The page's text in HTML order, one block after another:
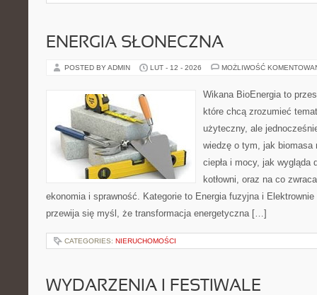
ENERGIA SŁONECZNA
POSTED BY ADMIN LUT - 12 - 2026 MOŻLIWOŚĆ
Wikana BioEnergia to
które chcą zrozumieć
użyteczny, ale
wiedzę o tym, jak biomasa
ciepła i mocy, jak wygląda
kotłowni, oraz na co
ekonomia i sprawność. Kategorie to Energia fuzyjna i
przewija się myśl, że transformacja energetyczna […]
CATEGORIES: NIERUCHOMOŚCI
WYDARZENIA I FESTIWALE